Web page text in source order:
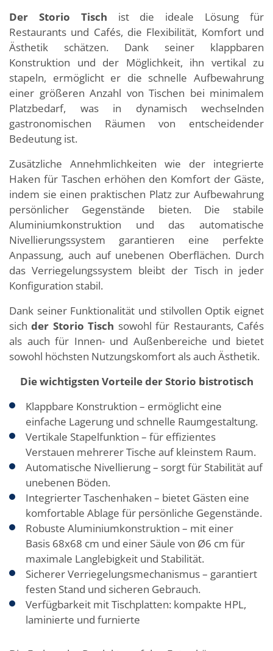
Der Storio Tisch ist die ideale Lösung für
Restaurants und Cafés, die Flexibilität, Komfort und
Ästhetik schätzen. Dank seiner klappbaren
Konstruktion und der Möglichkeit, ihn vertikal zu
stapeln, ermöglicht er die schnelle Aufbewahrung
einer größeren Anzahl von Tischen bei minimalem
Platzbedarf, was in dynamisch wechselnden
gastronomischen Räumen von entscheidender
Bedeutung ist.
Zusätzliche Annehmlichkeiten wie der integrierte
Haken für Taschen erhöhen den Komfort der Gäste,
indem sie einen praktischen Platz zur Aufbewahrung
persönlicher Gegenstände bieten. Die stabile
Aluminiumkonstruktion und das automatische
Nivellierungssystem garantieren eine perfekte
Anpassung, auch auf unebenen Oberflächen. Durch
das Verriegelungssystem bleibt der Tisch in jeder
Konfiguration stabil.
Dank seiner Funktionalität und stilvollen Optik eignet
sichder Storio Tisch sowohl für Restaurants, Cafés
als auch für Innen- und Außenbereiche und bietet
sowohl höchsten Nutzungskomfort als auch Ästhetik.
Die wichtigsten Vorteile der Storio bistrotisch
Klappbare Konstruktion – ermöglicht eine
einfache Lagerung und schnelle Raumgestaltung.
Vertikale Stapelfunktion – für effizientes
Verstauen mehrerer Tische auf kleinstem Raum.
Automatische Nivellierung – sorgt für Stabilität auf
unebenen Böden.
Integrierter Taschenhaken – bietet Gästen eine
komfortable Ablage für persönliche Gegenstände.
Robuste Aluminiumkonstruktion – mit einer
Basis 68x68 cm und einer Säule von Ø6 cm für
maximale Langlebigkeit und Stabilität.
Sicherer Verriegelungsmechanismus – garantiert
festen Stand und sicheren Gebrauch.
Verfügbarkeit mit Tischplatten: kompakte HPL,
laminierte und furnierte